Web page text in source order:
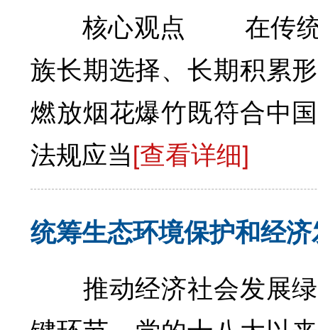
核心观点 在传统习
族长期选择、长期积累
燃放烟花爆竹既符合中
法规应当[查看详细]
统筹生态环境保护和经
推动经济社会发展绿